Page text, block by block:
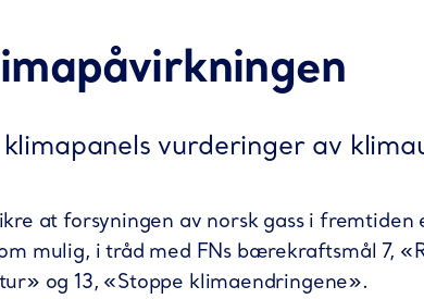
vurderinger av
at forsyningen av norsk gass i fremtiden
mulig, i tråd med FNs bærekraftsmål 7,
og 13, «Stoppe klimaendringene».